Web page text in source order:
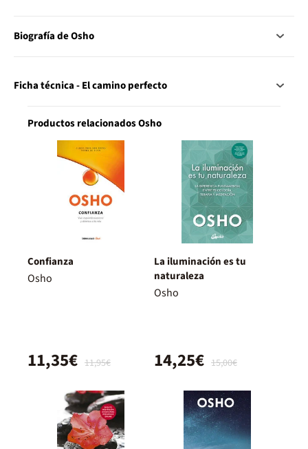
Biografía de Osho
Ficha técnica - El camino perfecto
Productos relacionados Osho
Confianza
Osho
11,95€
11,35€
La iluminación es tu
naturaleza
Osho
15,00€
14,25€